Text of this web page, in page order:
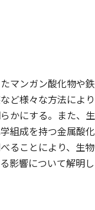
マンガン酸化物や鉄
ど様々な方法により
かにする。また、生
組成を持つ金属酸化
ることにより、生物
影響について解明し